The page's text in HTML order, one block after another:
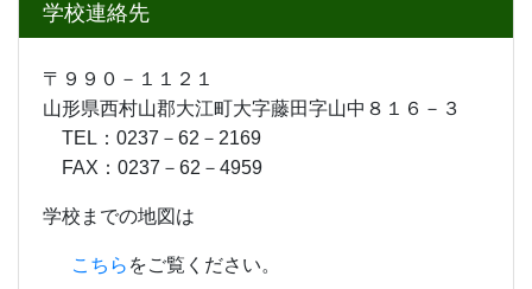
学校連絡先
〒９９０－１１２１
山形県西村山郡大江町大字藤田字山中８１６－３
TEL：0237－62－2169
FAX：0237－62－4959
学校までの地図は
こちら をご覧ください。